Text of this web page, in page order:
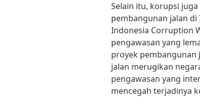
Selain itu, korupsi
pembangunan jalan
Indonesia Corruption
pengawasan yang
proyek pembangunan
jalan merugikan
pengawasan yang
mencegah terjadinya